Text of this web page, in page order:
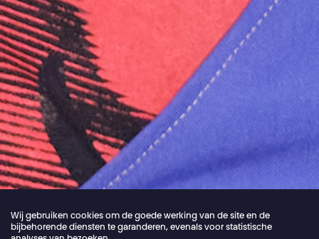
Wij gebruiken cookies om de goede werking van de site en de
bijbehorende diensten te garanderen, evenals voor statistische